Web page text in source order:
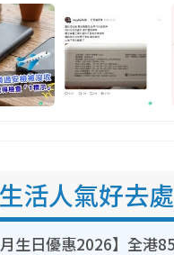
活人氣好去處